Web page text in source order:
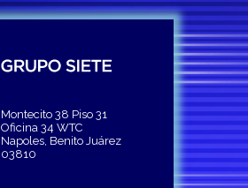
Montecito 38 Piso 31
Oficina 34 WTC
Napoles, Benito Juárez
03810